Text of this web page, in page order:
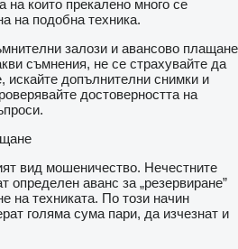
на които прекалено много се
на подобна техника.
залози и авансово плащане
съмнения, не се страхувайте да
искайте допълнителни снимки и
достоверността на
вид мошеничество. Нечестните
определен аванс за „резервиране”
на техниката. По този начин
голяма сума пари, да изчезнат и